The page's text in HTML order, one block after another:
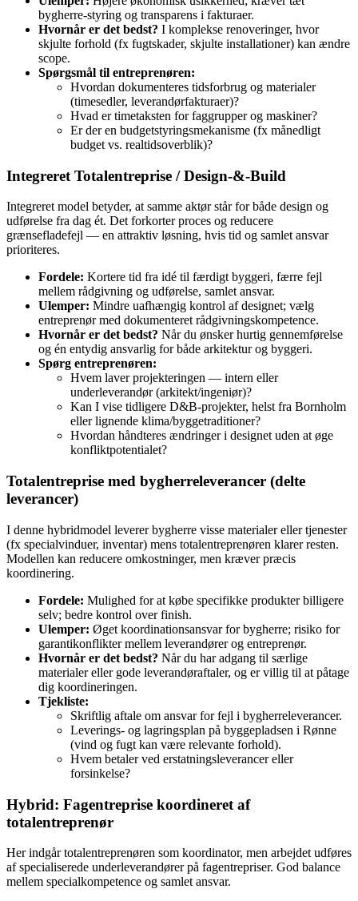
bygherre‑styring og transparens i fakturaer.
Hvornår er det bedst? I komplekse renoveringer, hvor
skjulte forhold (fx fugtskader, skjulte installationer) kan ændre
scope.
Spørgsmål til entreprenøren:
Hvordan dokumenteres tidsforbrug og materialer
(timesedler, leverandørfakturaer)?
Hvad er timetaksten for faggrupper og maskiner?
Er der en budgetstyringsmekanisme (fx månedligt
budget vs. realtidsoverblik)?
Integreret Totalentreprise / Design‑&‑Build
Integreret model betyder, at samme aktør står for både design og
udførelse fra dag ét. Det forkorter proces og reducere
grænsefladefejl — en attraktiv løsning, hvis tid og samlet ansvar
prioriteres.
Fordele: Kortere tid fra idé til færdigt byggeri, færre fejl
mellem rådgivning og udførelse, samlet ansvar.
Ulemper: Mindre uafhængig kontrol af designet; vælg
entreprenør med dokumenteret rådgivningskompetence.
Hvornår er det bedst? Når du ønsker hurtig gennemførelse
og én entydig ansvarlig for både arkitektur og byggeri.
Spørg entreprenøren:
Hvem laver projekteringen — intern eller
underleverandør (arkitekt/ingeniør)?
Kan I vise tidligere D&B‑projekter, helst fra Bornholm
eller lignende klima/byggetraditioner?
Hvordan håndteres ændringer i designet uden at øge
konfliktpotentialet?
Totalentreprise med bygherreleverancer (delte
leverancer)
I denne hybridmodel leverer bygherre visse materialer eller tjenester
(fx specialvinduer, inventar) mens totalentreprenøren klarer resten.
Modellen kan reducere omkostninger, men kræver præcis
koordinering.
Fordele: Mulighed for at købe specifikke produkter billigere
selv; bedre kontrol over finish.
Ulemper: Øget koordinationsansvar for bygherre; risiko for
garantikonflikter mellem leverandører og entreprenør.
Hvornår er det bedst? Når du har adgang til særlige
materialer eller gode leverandøraftaler, og er villig til at påtage
dig koordineringen.
Tjekliste:
Skriftlig aftale om ansvar for fejl i bygherreleverancer.
Leverings‑ og lagringsplan på byggepladsen i Rønne
(vind og fugt kan være relevante forhold).
Hvem betaler ved erstatningsleverancer eller
forsinkelse?
Hybrid: Fagentreprise koordineret af
totalentreprenør
Her indgår totalentreprenøren som koordinator, men arbejdet udføres
af specialiserede underleverandører på fagentrepriser. God balance
mellem specialkompetence og samlet ansvar.